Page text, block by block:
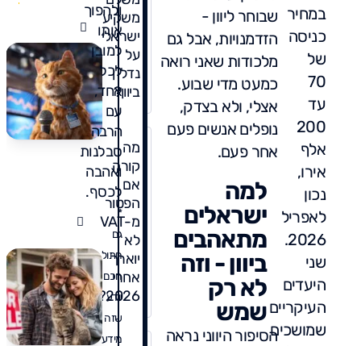
במחיר
כניסה
של
70
עד
200
אלף
אירו,
נכון
לאפריל
2026.
שני
היעדים
העיקריים
שמושכים
שבוחר ליוון -
הזדמנויות, אבל גם
מלכודות שאני רואה
כמעט מדי שבוע.
אצלי, ולא בצדק,
נופלים אנשים פעם
אחר פעם.
למה
ישראלים
מתאהבים
ביוון - וזה
לא רק
שמש
הסיפור היווני נראה
משקיע
ישראלי
על
נדל"ן
ביוון?
מה
קורה
אם
הפטור
מ-VAT
לא
יוארך
אחרי
2026?
ולהפוך
אותו
למובן
לכל
אחד,
עם
הרבה
סבלנות
ואהבה
לכסף.
*
גם
חתול
חכם
יודע
שזה
מידע